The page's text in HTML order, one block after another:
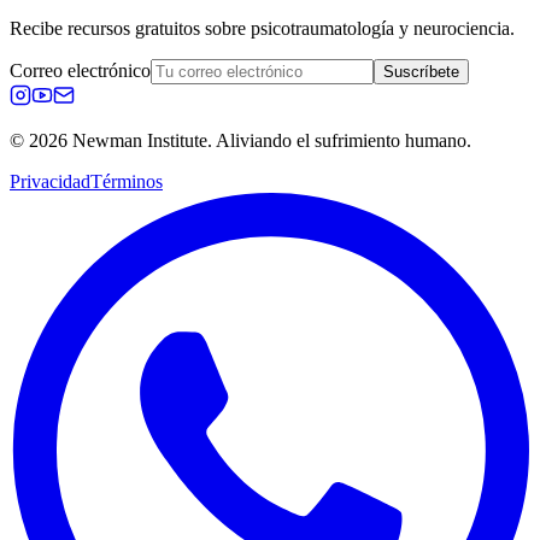
Recibe recursos gratuitos sobre psicotraumatología y neurociencia.
Correo electrónico Suscríbete
© 2026 Newman Institute. Aliviando el sufrimiento humano.
PrivacidadTérminos